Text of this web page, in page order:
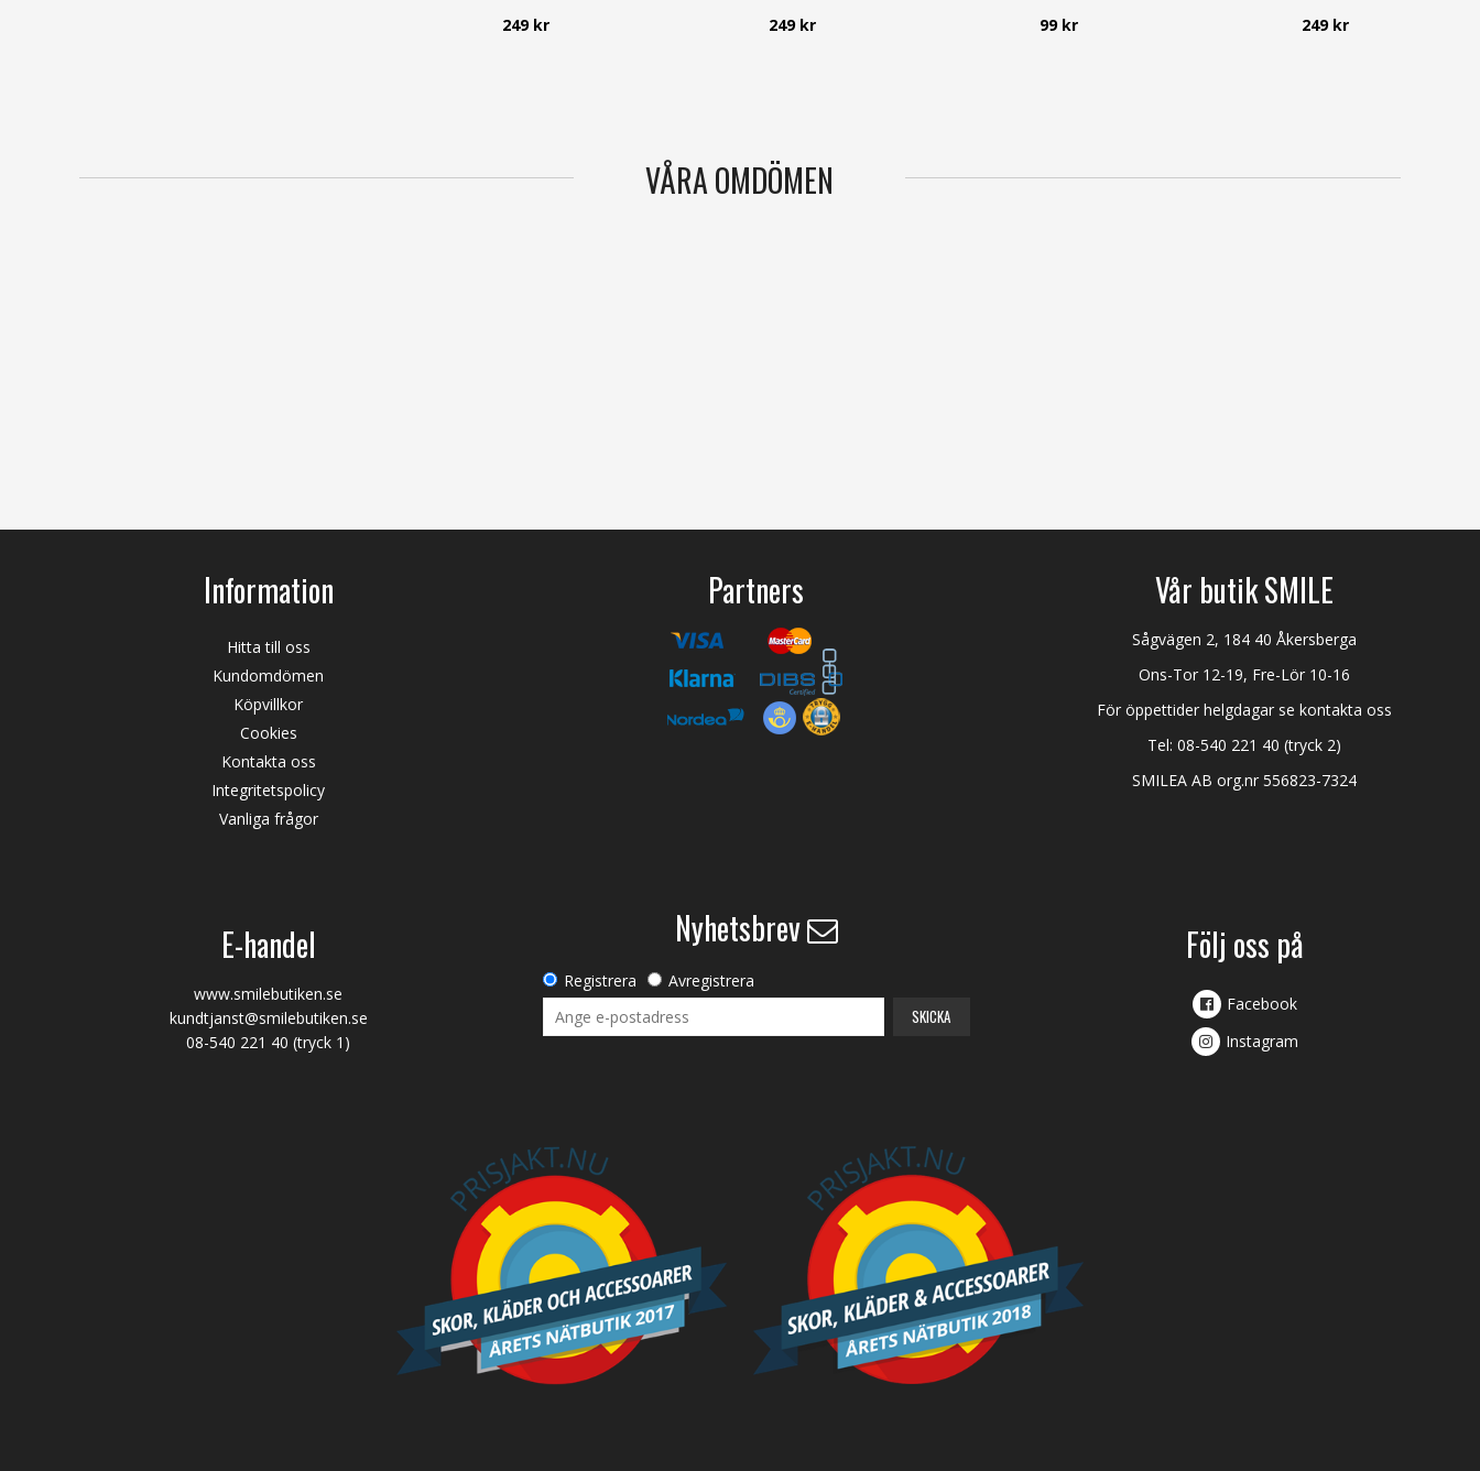
249 kr 249 kr 99 kr 249 kr
VÅRA OMDÖMEN
Information
Hitta till oss
Kundomdömen
Köpvillkor
Cookies
Kontakta oss
Integritetspolicy
Vanliga frågor
Partners Vår butik SMILE
Sågvägen 2, 184 40 Åkersberga
Ons-Tor 12-19, Fre-Lör 10-16
För öppettider helgdagar se kontakta oss
Tel:08-540 221 40 (tryck 2)
SMILEA AB org.nr 556823-7324
E-handel
www.smilebutiken.se
kundtjanst@smilebutiken.se
08-540 221 40 (tryck 1)
Nyhetsbrev
Registrera Avregistrera
SKICKA
Följ oss på
Facebook
Instagram